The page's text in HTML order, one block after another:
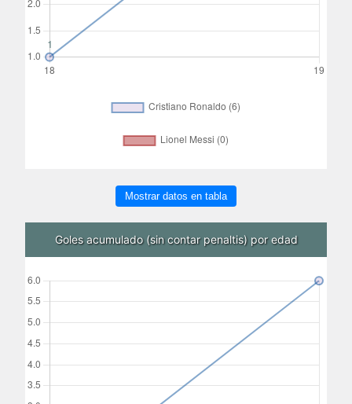
Mostrar datos en tabla
Goles acumulado (sin contar penaltis) por edad